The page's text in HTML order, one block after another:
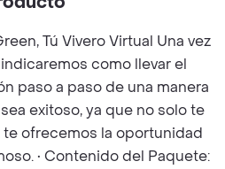
Tú Vivero Virtual Una vez
como llevar el
paso a paso de una manera
exitoso, ya que no solo te
te ofrecemos la oportunidad
• Contenido del Paquete: